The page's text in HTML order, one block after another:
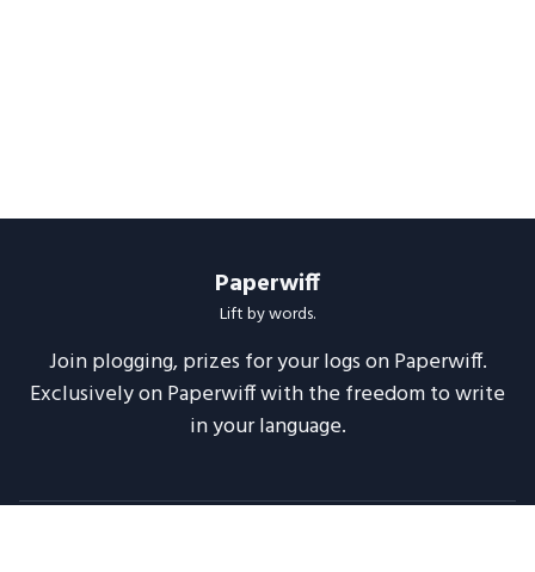
Paperwiff
Lift by words.
Join plogging, prizes for your logs on Paperwiff.
Exclusively on Paperwiff with the freedom to write
in your language.